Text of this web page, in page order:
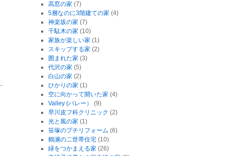
高窓の家 (7)
5層なのに3階建ての家 (4)
神楽坂の家 (7)
千駄木の家 (10)
家族が楽しい家 (1)
スキップする家 (2)
囲まれた家 (3)
代沢の家 (5)
白山の家 (2)
ひかりの家 (1)
空に向かって開いた家 (4)
Valley (バレー）
(9)
早川皮フ科クリニック (2)
光と風の家 (1)
笹塚のプチリフォーム (6)
鶴瀬の二世帯住宅 (10)
緑をつかまえる家 (26)